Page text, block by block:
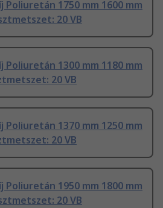
Poliuretán 1750 mm 1600 mm
20 VB
Poliuretán 1300 mm 1180 mm
20 VB
Poliuretán 1370 mm 1250 mm
20 VB
Poliuretán 1950 mm 1800 mm
20 VB